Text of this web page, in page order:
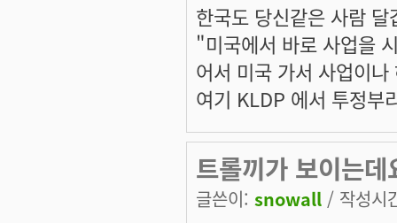
한국도 당신같은 사람
"미국에서 바로 사업을
어서 미국 가서 사업이나
여기 KLDP 에서 투정부
트롤끼가 보이는
글쓴이: snowall / 작성시